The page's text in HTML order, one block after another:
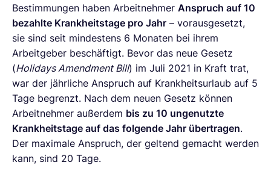
Bestimmungen haben Arbeitnehmer Anspruch auf 10
bezahlte Krankheitstage pro Jahr – vorausgesetzt,
sie sind seit mindestens 6 Monaten bei ihrem
Arbeitgeber beschäftigt. Bevor das neue Gesetz
(Holidays Amendment Bill) im Juli 2021 in Kraft trat,
war der jährliche Anspruch auf Krankheitsurlaub auf 5
Tage begrenzt. Nach dem neuen Gesetz können
Arbeitnehmer außerdem bis zu 10 ungenutzte
Krankheitstage auf das folgende Jahr übertragen.
Der maximale Anspruch, der geltend gemacht werden
kann, sind 20 Tage.